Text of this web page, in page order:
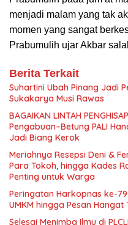
menjadi malam yang tak
momen yang sangat
Prabumulih ujar Akbar
Berita Terkait
Suhartini Ubah Pinang Jadi
Sukakarya Musi Rawas
BAGAIKAN LINTAH
Pengabuan–Betung PALI
Jadi Biang Kerok
Meriahnya Resepsi Deni &
Para Tokoh, hingga Kades
Penting untuk Warga
Peringatan Harkopnas ke-
UMKM hingga Pesan
Selesai Menimba Ilmu di